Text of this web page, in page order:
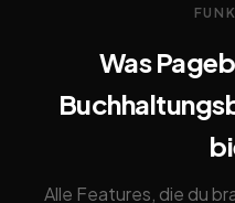
Was
Alle Features, die du